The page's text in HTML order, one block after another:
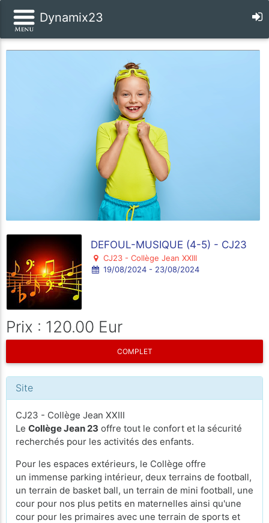
Dynamix23
DEFOUL-MUSIQUE (4-5) - CJ23
CJ23 - Collège Jean XXIII
19/08/2024 - 23/08/2024
Prix : 120.00 Eur
COMPLET
Site
CJ23 - Collège Jean XXIII
Le Collège Jean 23 offre tout le confort et la sécurité
recherchés pour les activités des enfants.
Pour les espaces extérieurs, le Collège offre
un immense parking intérieur, deux terrains de football,
un terrain de basket ball, un terrain de mini football, une
cour pour nos plus petits en maternelles ainsi qu'une
cour pour les primaires avec une terrain de sports et